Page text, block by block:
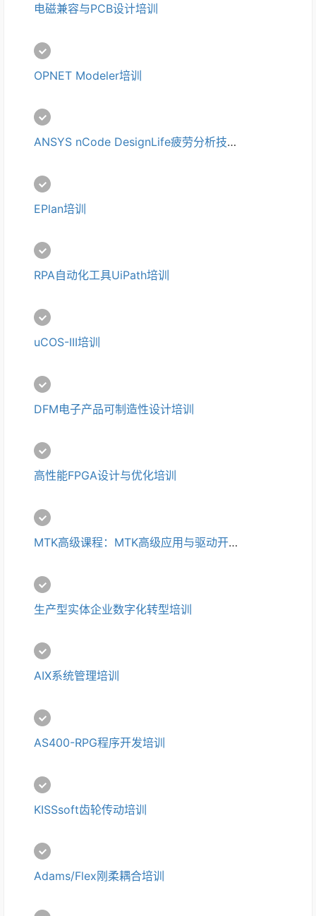
电磁兼容与PCB设计培训
OPNET Modeler培训
ANSYS nCode DesignLife疲劳分析技术培训
EPlan培训
RPA自动化工具UiPath培训
uCOS-III培训
DFM电子产品可制造性设计培训
高性能FPGA设计与优化培训
MTK高级课程：MTK高级应用与驱动开发培训
生产型实体企业数字化转型培训
AIX系统管理培训
AS400-RPG程序开发培训
KISSsoft齿轮传动培训
Adams/Flex刚柔耦合培训